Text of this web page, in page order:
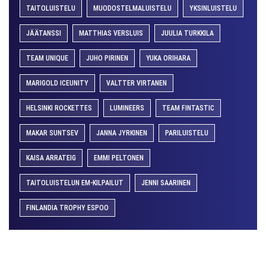
TAITOLUISTELU MUODOSTELMALUISTELU YKSINLUISTELU
JÄÄTANSSI MATTHIAS VERSLUIS JUULIA TURKKILA
TEAM UNIQUE JUHO PIRINEN YUKA ORIHARA
MARIGOLD ICEUNITY VALTTER VIRTANEN
HELSINKI ROCKETTES LUMINEERS TEAM FINTASTIC
MAKAR SUNTSEV JANNA JYRKINEN PARILUISTELU
KAISA ARRATEIG EMMI PELTONEN
TAITOLUISTELUN EM-KILPAILUT JENNI SAARINEN
FINLANDIA TROPHY ESPOO